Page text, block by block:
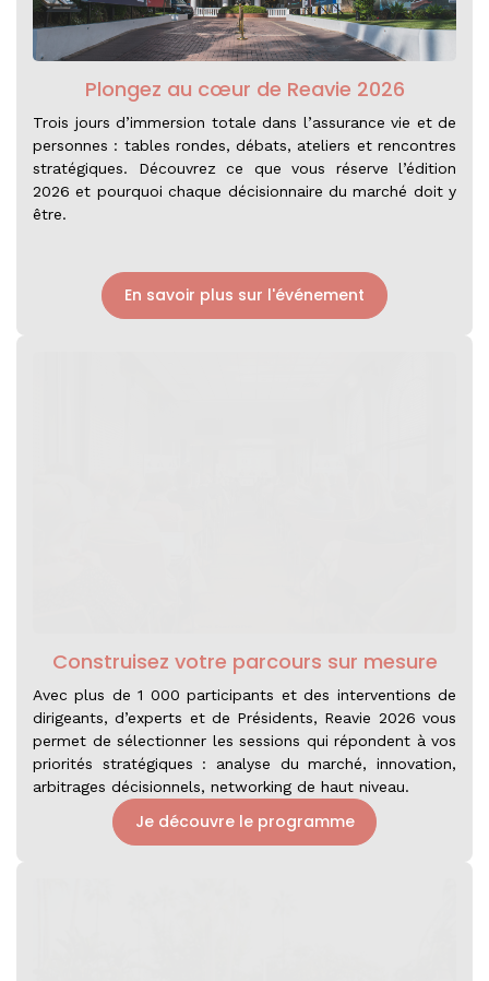
Plongez au cœur de Reavie 2026
Trois jours d’immersion totale dans l’assurance vie et de
personnes : tables rondes, débats, ateliers et rencontres
stratégiques. Découvrez ce que vous réserve l’édition
2026 et pourquoi chaque décisionnaire du marché doit y
être.
En savoir plus sur l'événement
Construisez votre parcours sur mesure
Avec plus de 1 000 participants et des interventions de
dirigeants, d’experts et de Présidents, Reavie 2026 vous
permet de sélectionner les sessions qui répondent à vos
priorités stratégiques : analyse du marché, innovation,
arbitrages décisionnels, networking de haut niveau.
Je découvre le programme